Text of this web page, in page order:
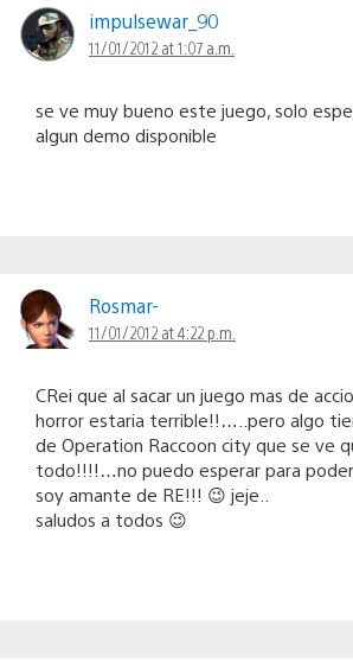
impulsewar_90
11/01/2012 at 1:07 a.m.
se ve muy bueno este juego, solo
algun demo disponible
Rosmar-
11/01/2012 at 4:22 p.m.
CRei que al sacar un juego mas de
horror estaria terrible!!…..pero algo
de Operation Raccoon city que se ve
todo!!!!…no puedo esperar para
soy amante de RE!!! 😉 jeje..
saludos a todos 😉